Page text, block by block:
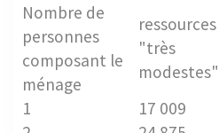
Nombre de
personnes
composant le
ménage
ressources
"très
modestes"
1 17 009